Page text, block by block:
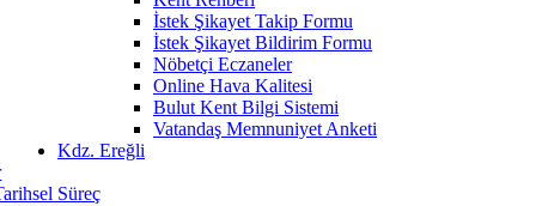
İstek Şikayet Takip Formu
İstek Şikayet Bildirim Formu
Nöbetçi Eczaneler
Online Hava Kalitesi
Bulut Kent Bilgi Sistemi
Vatandaş Memnuniyet Anketi
Kdz. Ereğli
Süreç